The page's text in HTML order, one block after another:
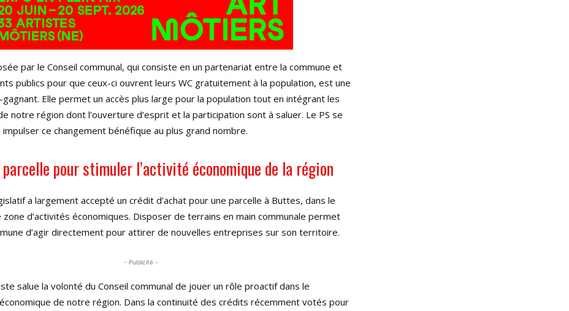
par le Conseil communal, qui consiste en un partenariat entre la commune et
publics pour que ceux-ci ouvrent leurs WC gratuitement à la population, est une
gagnant. Elle permet un accès plus large pour la population tout en intégrant les
notre région dont l’ouverture d’esprit et la participation sont à saluer. Le PS se
impulser ce changement bénéfique au plus grand nombre.
pour stimuler l’activité économique de la région
a largement accepté un crédit d’achat pour une parcelle à Buttes, dans le
zone d’activités économiques. Disposer de terrains en main communale permet
d’agir directement pour attirer de nouvelles entreprises sur son territoire.
- Publicité -
salue la volonté du Conseil communal de jouer un rôle proactif dans le
de notre région. Dans la continuité des crédits récemment votés pour